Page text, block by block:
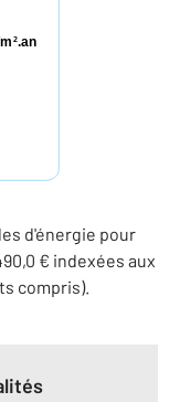
2.an
d'énergie pour
€ indexées aux
compris).